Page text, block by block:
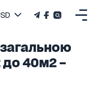
40м2 –